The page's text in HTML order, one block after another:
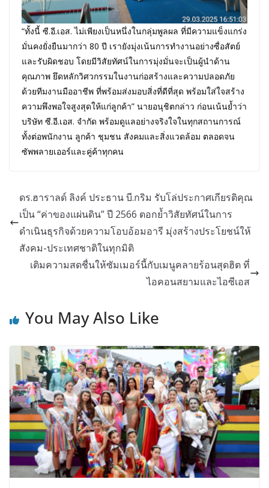
“ทั้งนี้ ซี.อี.เอส. ไม่เพียงเป็นหนึ่งในกลุ่มพูลผล ที่มีความแข็งแกร่ง
มั่นคงยั่งยืนมากว่า 80 ปี เรายังมุ่งเน้นการทำงานอย่างซื่อสัตย์
และรับผิดชอบ โดยมีวิสัยทัศน์ในการมุ่งมั่นจะเป็นผู้นำด้าน
คุณภาพ ยึดหลักวิศวกรรมในงานก่อสร้างและความปลอดภัย
ด้วยทีมงานมืออาชีพ ที่พร้อมส่งมอบสิ่งที่ดีที่สุด พร้อมใส่ใจสร้าง
ความพึงพอใจสูงสุดให้แก่ลูกค้า” นายอนุชิตกล่าว ก่อนเน้นย้ำว่า
บริษัท ซี.อี.เอส. จำกัด พร้อมดูแลอย่างจริงใจในทุกสถานการณ์
ทั้งต่อพนักงาน ลูกค้า ชุมชน สังคมและสิ่งแวดล้อม ตลอดจน
ซัพพลายเออร์และคู่ค้าทุกคน
ดร.ฮาราลด์ ลิงค์ ประธาน บี.กริม รับโล่ประกาศเกียรติคุณ
เป็น “ค่าของแผ่นดิน” ปี 2566 ตอกย้ำวิสัยทัศน์ในการ
ดำเนินธุรกิจด้วยความโอบอ้อมอารี มุ่งสร้างประโยชน์ให้
สังคม-ประเทศชาติในทุกมิติ
เติมความสดชื่นให้ซัมเมอร์นี้กับเมนูคลายร้อนสุดฮิต ที่
ไอคอนสยามและไอซีเอส
You May Also Like